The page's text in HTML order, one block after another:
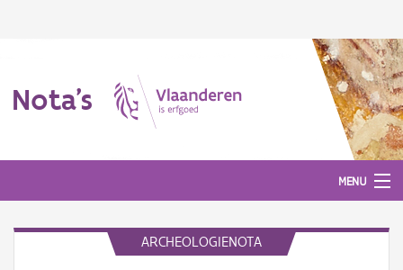
Nota's
MENU
ARCHEOLOGIENOTA